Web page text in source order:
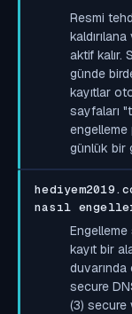
Resmi
aktif kalır.
günde
kayıtlar
sayfaları
engelleme
günlük bir
nasıl
kayıt bir
duvarında
secure
(3) secure